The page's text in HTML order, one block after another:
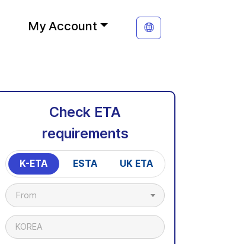
My Account
Check ETA
requirements
K-ETA ESTA UK ETA
From
KOREA